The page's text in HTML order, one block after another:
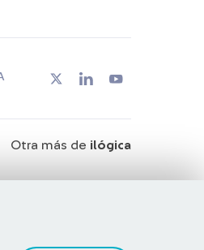
Otra más de ilógica